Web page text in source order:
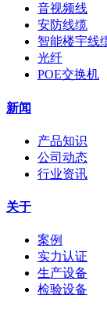
音视频线
安防线缆
智能楼宇线
光纤
POE交换机
新闻
产品知识
公司动态
行业资讯
关于
案例
实力认证
生产设备
检验设备